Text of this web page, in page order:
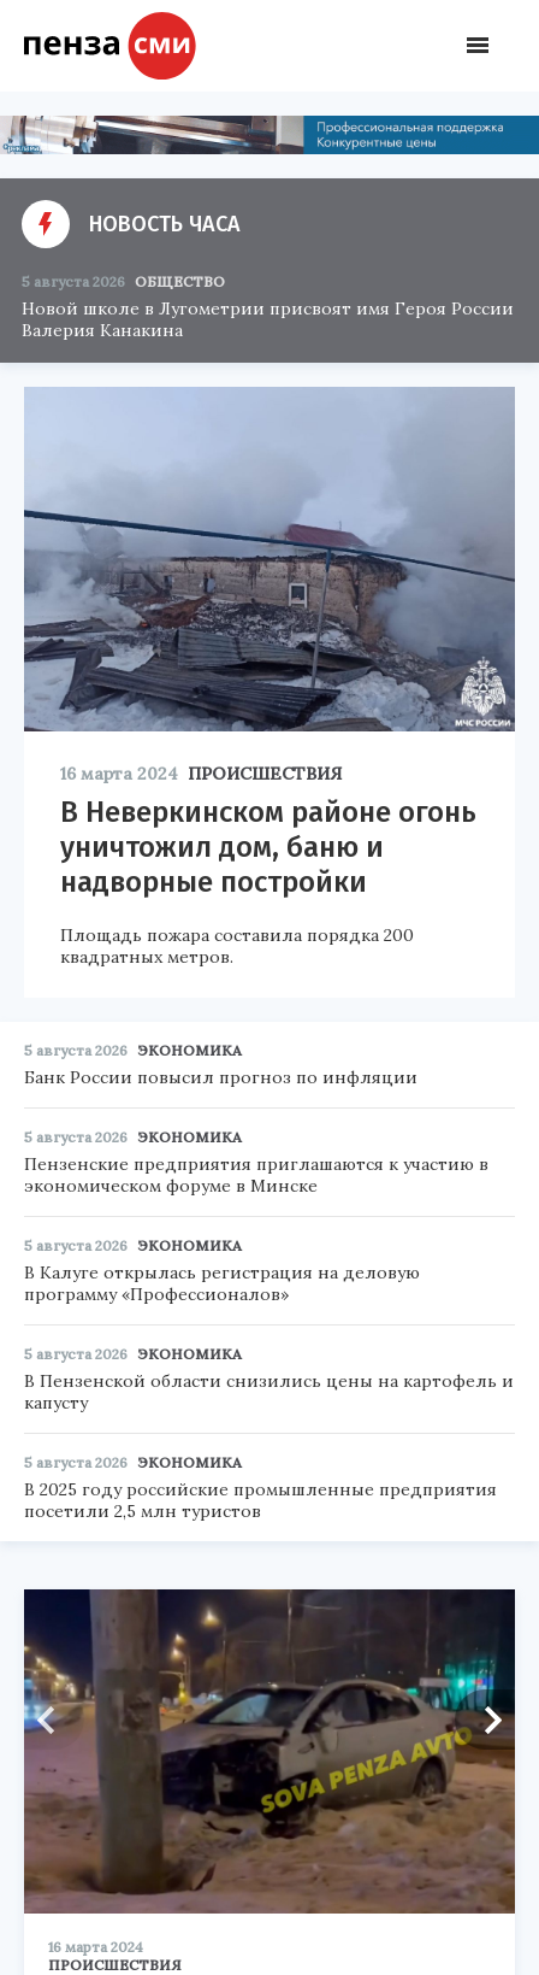
НОВОСТЬ ЧАСА
5 августа 2026 ОБЩЕСТВО
Новой школе в Лугометрии присвоят имя Героя России
Валерия Канакина
16 марта 2024 ПРОИСШЕСТВИЯ
В Неверкинском районе огонь
уничтожил дом, баню и
надворные постройки
Площадь пожара составила порядка 200
квадратных метров.
5 августа 2026 ЭКОНОМИКА
Банк России повысил прогноз по инфляции
5 августа 2026 ЭКОНОМИКА
Пензенские предприятия приглашаются к участию в
экономическом форуме в Минске
5 августа 2026 ЭКОНОМИКА
В Калуге открылась регистрация на деловую
программу «Профессионалов»
5 августа 2026 ЭКОНОМИКА
В Пензенской области снизились цены на картофель и
капусту
5 августа 2026 ЭКОНОМИКА
В 2025 году российские промышленные предприятия
посетили 2,5 млн туристов
16 марта 2024
ПРОИСШЕСТВИЯ